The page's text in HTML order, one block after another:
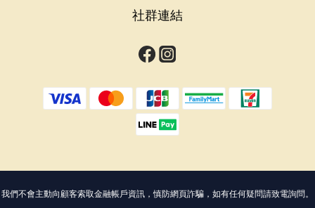
社群連結
我們不會主動向顧客索取金融帳戶資訊，慎防網頁詐騙，如有任何疑問請致電詢問。